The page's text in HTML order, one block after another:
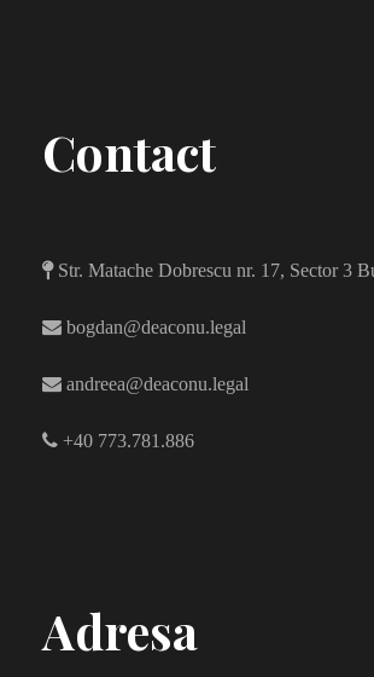
Contact
Str. Matache Dobrescu nr. 17, Sector 3
bogdan@deaconu.legal
andreea@deaconu.legal
+40 773.781.886
Adresa